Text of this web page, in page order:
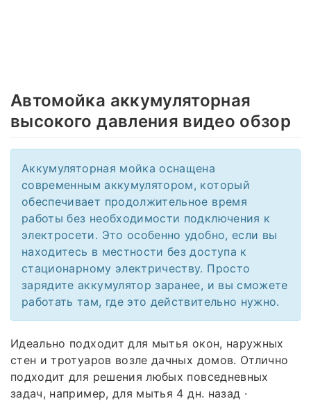
Автомойка аккумуляторная
высокого давления видео обзор
Аккумуляторная мойка оснащена
современным аккумулятором, который
обеспечивает продолжительное время
работы без необходимости подключения к
электросети. Это особенно удобно, если вы
находитесь в местности без доступа к
стационарному электричеству. Просто
зарядите аккумулятор заранее, и вы сможете
работать там, где это действительно нужно.
Идеально подходит для мытья окон, наружных
стен и тротуаров возле дачных домов. Отлично
подходит для решения любых повседневных
задач, например, для мытья 4 дн. назад ·